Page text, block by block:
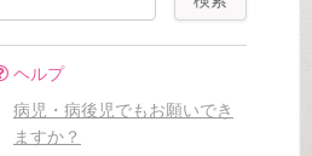
ヘルプ
病児・病後児でもお願いでき
ますか？